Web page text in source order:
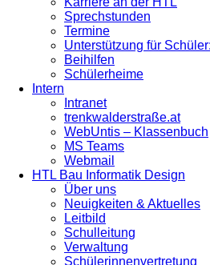
Sprechstunden
Termine
Unterstützung für
Beihilfen
Schülerheime
Intern
Intranet
trenkwalderstraße.at
WebUntis – Klassenbuch
MS Teams
Webmail
HTL Bau Informatik Design
Über uns
Neuigkeiten & Aktuelles
Leitbild
Schulleitung
Verwaltung
Schülerinnenvertretung